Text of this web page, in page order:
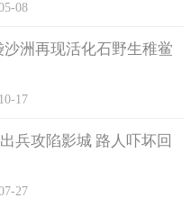
随著互动发展出独一无二的
08
沙洲再现活化石野生稚鲎
17
兵攻陷影城 路人吓坏回
27